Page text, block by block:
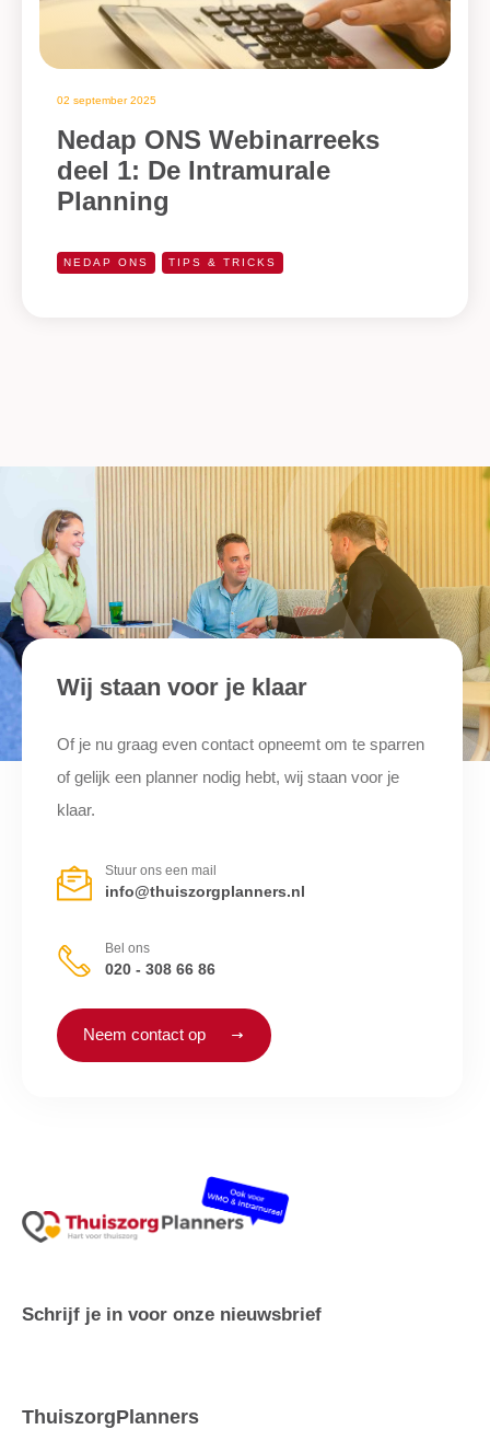
02 september 2025
Nedap ONS Webinarreeks
deel 1: De Intramurale
Planning
NEDAP ONS TIPS & TRICKS
Wij staan voor je klaar
Of je nu graag even contact opneemt om te sparren
of gelijk een planner nodig hebt, wij staan voor je
klaar.
Stuur ons een mail
info@thuiszorgplanners.nl
Bel ons
020 - 308 66 86
Neem contact op
Schrijf je in voor onze nieuwsbrief
ThuiszorgPlanners